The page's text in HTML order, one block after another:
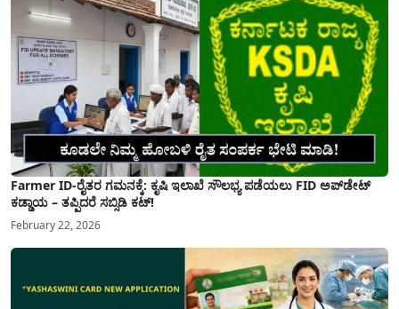
Farmer ID-ರೈತರ ಗಮನಕ್ಕೆ: ಕೃಷಿ ಇಲಾಖೆ ಸೌಲಭ್ಯ ಪಡೆಯಲು FID ಅಪ್‌ಡೇಟ್
ಕಡ್ಡಾಯ – ತಪ್ಪಿದರೆ ಸಬ್ಸಿಡಿ ಕಟ್!
February 22, 2026